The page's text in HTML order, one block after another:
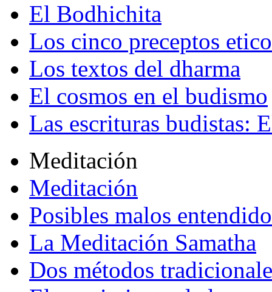
El Bodhichita
Los cinco preceptos
Los textos del dharma
El cosmos en el budismo
Las escrituras budistas:
Meditación
Meditación
Posibles malos
La Meditación Samatha
Dos métodos